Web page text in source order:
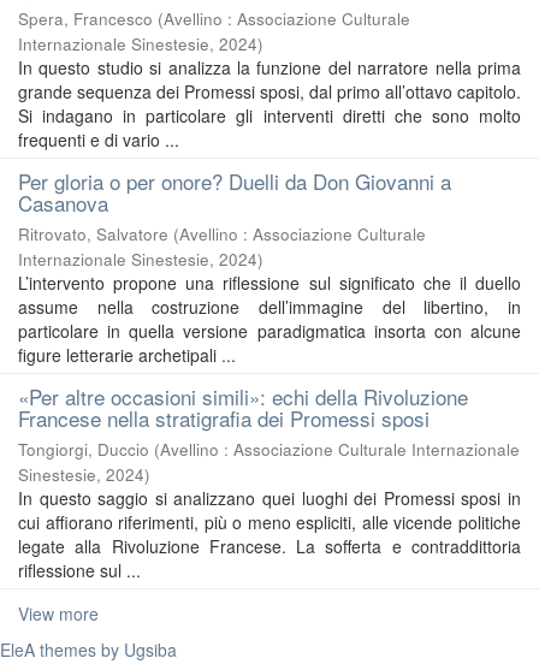
Spera, Francesco (Avellino : Associazione Culturale
Internazionale Sinestesie, 2024)
In questo studio si analizza la funzione del narratore nella prima
grande sequenza dei Promessi sposi, dal primo all’ottavo capitolo.
Si indagano in particolare gli interventi diretti che sono molto
frequenti e di vario ...
Per gloria o per onore? Duelli da Don Giovanni a
Casanova
Ritrovato, Salvatore (Avellino : Associazione Culturale
Internazionale Sinestesie, 2024)
L’intervento propone una riflessione sul significato che il duello
assume nella costruzione dell’immagine del libertino, in
particolare in quella versione paradigmatica insorta con alcune
figure letterarie archetipali ...
«Per altre occasioni simili»: echi della Rivoluzione
Francese nella stratigrafia dei Promessi sposi
Tongiorgi, Duccio (Avellino : Associazione Culturale Internazionale
Sinestesie, 2024)
In questo saggio si analizzano quei luoghi dei Promessi sposi in
cui affiorano riferimenti, più o meno espliciti, alle vicende politiche
legate alla Rivoluzione Francese. La sofferta e contraddittoria
riflessione sul ...
View more
EleA themes by Ugsiba